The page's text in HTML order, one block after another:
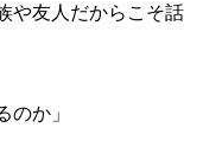
や友人だからこそ話
のか」